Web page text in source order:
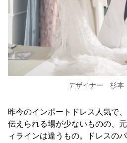
デザイナー 杉本
昨今のインポートドレス人気で
伝えられる場が少ないものの、
ィラインは違うもの。ドレスの